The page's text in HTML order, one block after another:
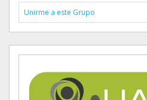
Unirme a este Grupo